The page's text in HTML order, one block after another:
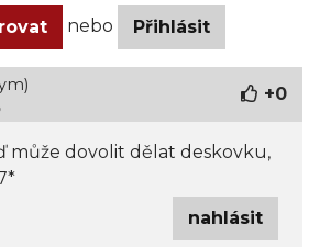
nebo Přihlásit
+0
může dovolit dělat deskovku,
nahlásit